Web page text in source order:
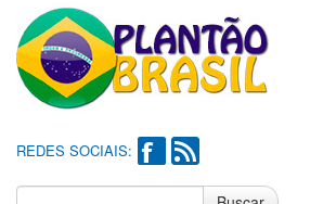
REDES SOCIAIS: